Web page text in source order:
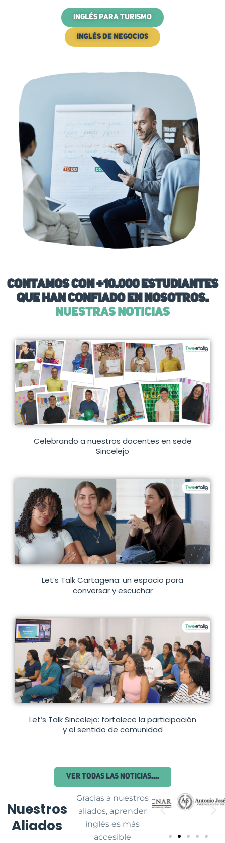
INGLÉS PARA TURISMO
INGLÉS DE NEGOCIOS
Contamos con +10.000 estudiantes
que han confiado en nosotros.
NUESTRAS NOTICIAS
Celebrando a nuestros docentes en sede
Sincelejo
Let’s Talk Cartagena: un espacio para
conversar y escuchar
Let’s Talk Sincelejo: fortalece la participación
y el sentido de comunidad
Ver todas las noticias....
Nuestros
Aliados
Gracias a nuestros
aliados, aprender
inglés es más
accesible